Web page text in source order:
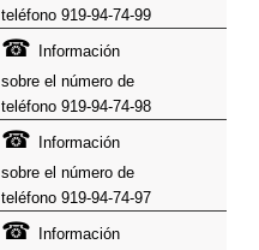
teléfono 919-94-74-99
☎ Información
sobre el número de
teléfono 919-94-74-98
☎ Información
sobre el número de
teléfono 919-94-74-97
☎ Información